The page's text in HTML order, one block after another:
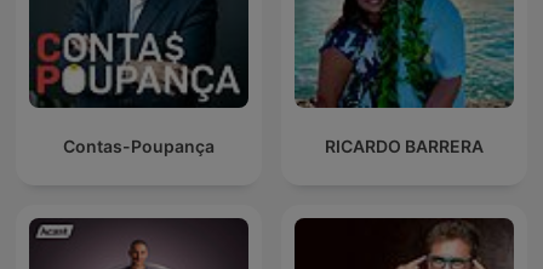
Contas-Poupança RICARDO BARRERA